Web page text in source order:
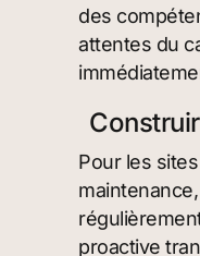
des
attentes du
Pour les
proactive